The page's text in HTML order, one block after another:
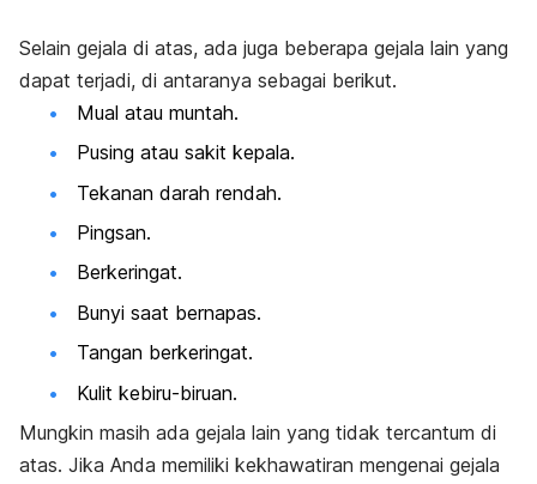
Selain gejala di atas, ada juga beberapa gejala lain yang
dapat terjadi, di antaranya sebagai berikut.
Mual atau muntah.
Pusing atau sakit kepala.
Tekanan darah rendah.
Pingsan.
Berkeringat.
Bunyi saat bernapas.
Tangan berkeringat.
Kulit kebiru-biruan.
Mungkin masih ada gejala lain yang tidak tercantum di
atas. Jika Anda memiliki kekhawatiran mengenai gejala